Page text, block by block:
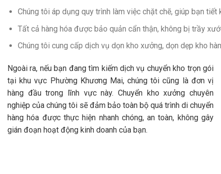
Chúng tôi áp dụng quy trình làm việc chặt chẽ, giúp bạn
Tất cả hàng hóa được bảo quản cẩn thận, không bị trầy
Chúng tôi cung cấp dịch vụ dọn kho xưởng, dọn dẹp kho
Ngoài ra, nếu bạn đang tìm kiếm dịch vụ chuyển kho trọn gói
tại khu vực Phường Khương Mai, chúng tôi cũng là đơn vị
hàng đầu trong lĩnh vực này. Chuyển kho xưởng chuyên
nghiệp của chúng tôi sẽ đảm bảo toàn bộ quá trình di chuyển
hàng hóa được thực hiện nhanh chóng, an toàn, không gây
gián đoạn hoạt động kinh doanh của bạn.